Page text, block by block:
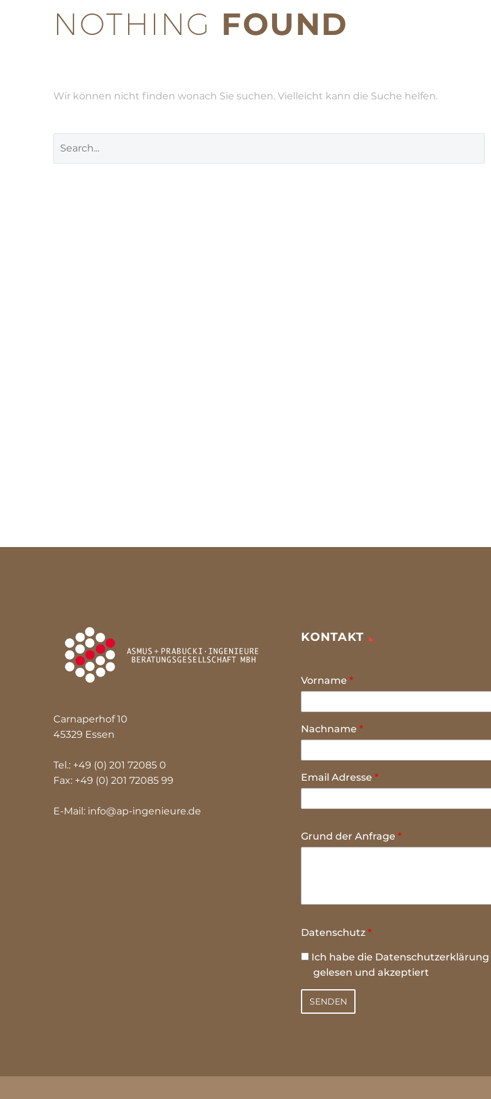
NOTHING FOUND
Wir können nicht finden wonach Sie suchen. Vielleicht kann die Suche helfen.
Carnaperhof 10
45329 Essen
Tel.: +49 (0) 201 72085 0
Fax: +49 (0) 201 72085 99
E-Mail: info@ap-ingenieure.de
KONTAKT
Vorname *
Nachname *
Email Adresse *
Grund der Anfrage *
Datenschutz *
Ich habe die Datenschutzerklärung
gelesen und akzeptiert